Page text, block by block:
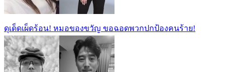
ดุเด็ดเผ็ดร้อน! หมอของขวัญ ขอฉอดพวกปกป้องคนร้าย!